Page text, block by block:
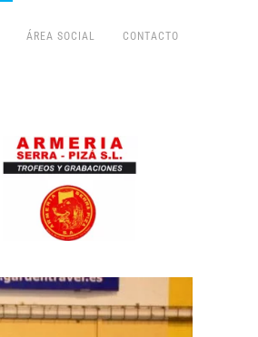
ÁREA SOCIAL CONTACTO